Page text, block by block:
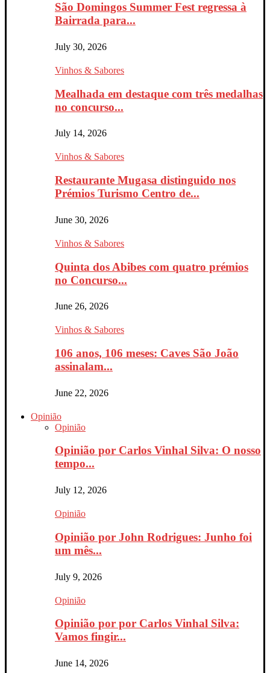
São Domingos Summer Fest regressa à
Bairrada para...
July 30, 2026
Vinhos & Sabores
Mealhada em destaque com três medalhas
no concurso...
July 14, 2026
Vinhos & Sabores
Restaurante Mugasa distinguido nos
Prémios Turismo Centro de...
June 30, 2026
Vinhos & Sabores
Quinta dos Abibes com quatro prémios
no Concurso...
June 26, 2026
Vinhos & Sabores
106 anos, 106 meses: Caves São João
assinalam...
June 22, 2026
Opinião
Opinião
Opinião por Carlos Vinhal Silva: O nosso
tempo...
July 12, 2026
Opinião
Opinião por John Rodrigues: Junho foi
um mês...
July 9, 2026
Opinião
Opinião por por Carlos Vinhal Silva:
Vamos fingir...
June 14, 2026